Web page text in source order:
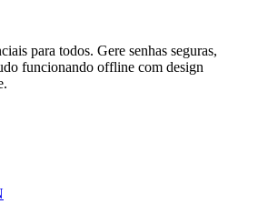
para todos. Gere senhas seguras,
funcionando offline com design